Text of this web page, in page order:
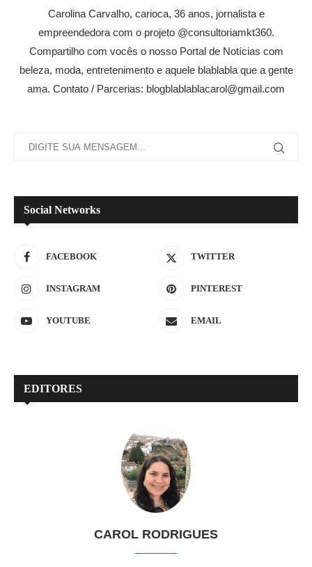
Carolina Carvalho, carioca, 36 anos, jornalista e
empreendedora com o projeto @consultoriamkt360.
Compartilho com vocês o nosso Portal de Notícias com
beleza, moda, entretenimento e aquele blablabla que a gente
ama. Contato / Parcerias: blogblablablacarol@gmail.com
Social Networks
FACEBOOK TWITTER
INSTAGRAM PINTEREST
YOUTUBE EMAIL
EDITORES
CAROL RODRIGUES